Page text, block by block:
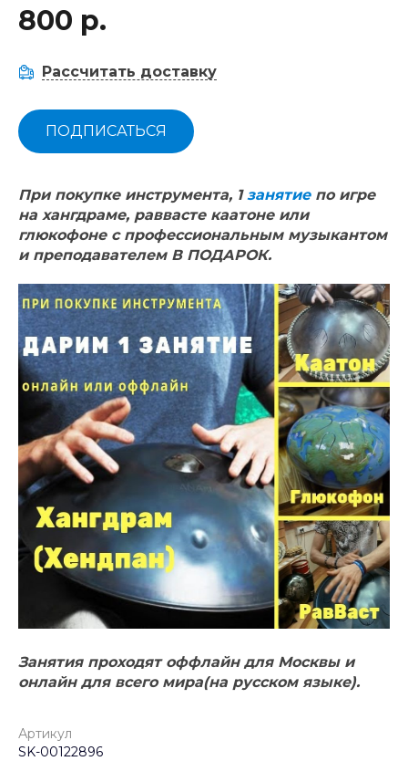
800 р.
Рассчитать доставку
ПОДПИСАТЬСЯ
При покупке инструмента, 1занятиепо игре
на хангдраме, раввасте каатоне или
глюкофоне с профессиональным музыкантом
и преподавателем В ПОДАРОК.
Занятия проходят оффлайн для Москвы и
онлайн для всего мира(на русском языке).
Артикул
SK-00122896